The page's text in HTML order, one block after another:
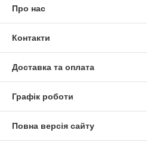
Про нас
Контакти
Доставка та оплата
Графік роботи
Повна версія сайту